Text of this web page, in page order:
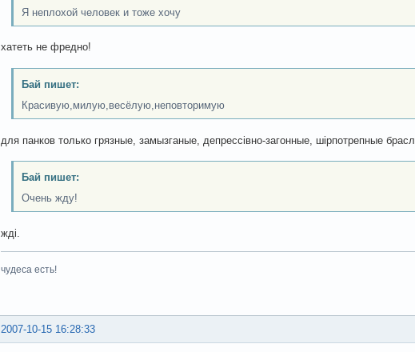
Я неплохой человек и тоже хочу
хатеть не фредно!
Бай пишет:
Красивую,милую,весёлую,неповторимую
для панков только грязные, замызганые, депрессівно-загонные, шірпотрепные
Бай пишет:
Очень жду!
жді.
чудеса есть!
2007-10-15 16:28:33